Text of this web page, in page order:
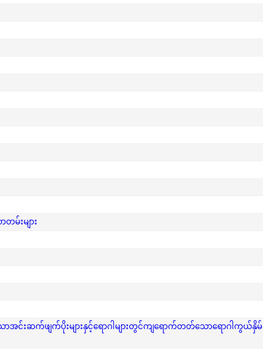
မ်းများ
င်းဆက်ဖျက်ပိုးများနှင့်ရောဂါများတွင်ကျရောက်တတ်သောရောဂါကွယ်နှိမ်